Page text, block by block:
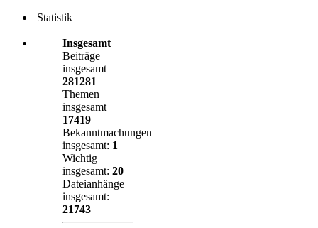
Statistik
Insgesamt
Beiträge
insgesamt
281281
Themen
insgesamt
17419
Bekanntmachungen
insgesamt: 1
Wichtig
insgesamt: 20
Dateianhänge
insgesamt:
21743